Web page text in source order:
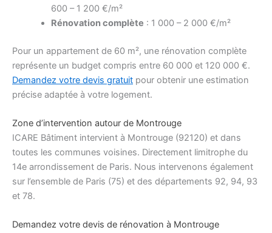
600 – 1 200 €/m²
Rénovation complète : 1 000 – 2 000 €/m²
Pour un appartement de 60 m², une rénovation complète
représente un budget compris entre 60 000 et 120 000 €.
Demandez votre devis gratuit pour obtenir une estimation
précise adaptée à votre logement.
Zone d’intervention autour de Montrouge
ICARE Bâtiment intervient à Montrouge (92120) et dans
toutes les communes voisines. Directement limitrophe du
14e arrondissement de Paris. Nous intervenons également
sur l’ensemble de Paris (75) et des départements 92, 94, 93
et 78.
Demandez votre devis de rénovation à Montrouge